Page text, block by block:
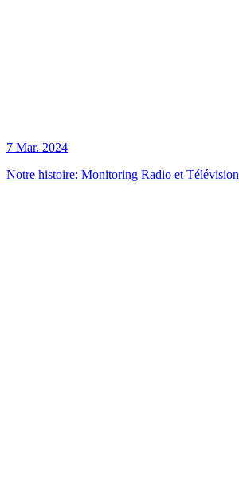
7 Mar. 2024
Notre histoire: Monitoring Radio et Télévision